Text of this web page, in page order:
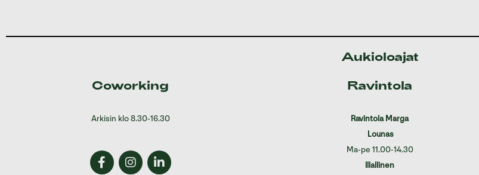
Aukioloajat
Coworking
Arkisin klo 8.30-16.30
Ravintola
Ravintola Marga
Lounas
Ma-pe 11.00-14.30
Illallinen